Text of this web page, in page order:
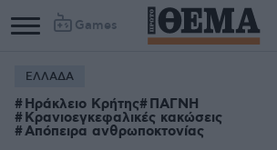
Games
ΕΛΛΑΔΑ
Ηράκλειο Κρήτης ΠΑΓΝΗ
Κρανιοεγκεφαλικές κακώσεις
Απόπειρα ανθρωποκτονίας